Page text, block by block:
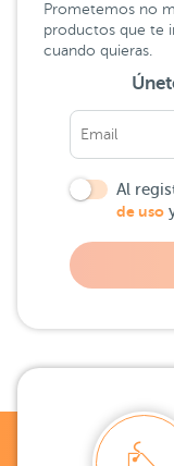
Prometemos no
productos que te
cuando quieras.
Al
de uso